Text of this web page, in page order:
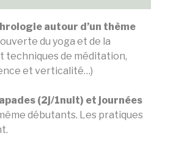
autour d’un thème
du yoga et de la
techniques de méditation,
et verticalité…)
(2j/1nuit) et journées
débutants. Les pratiques